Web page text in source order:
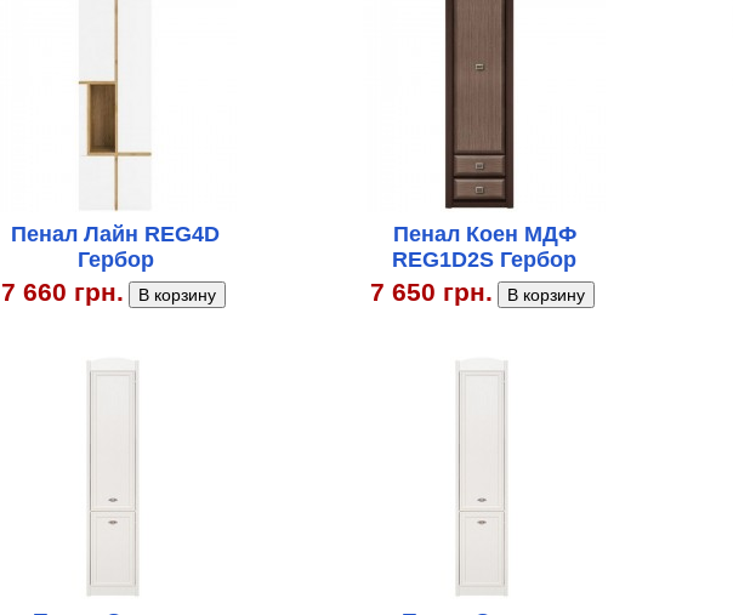
Пенал Лайн REG4D
Гербор
7 660 грн.
Пенал Коен МДФ
REG1D2S Гербор
7 650 грн.